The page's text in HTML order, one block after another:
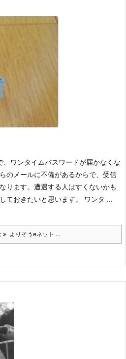
ワンタイムパスワードが届かなくな
のメールに不備があるからで、受信
ります。遭遇する人はすくないかも
ておきたいと思います。 ワンタ ...
よりそうeネット ...